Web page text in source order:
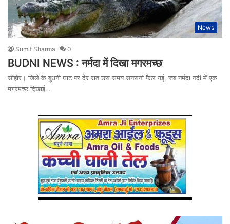
News
Sumit Sharma 0
BUDNI NEWS : नर्मदा में दिखा मगरमच्छ
सीहोर। जिले के बुधनी घाट पर देर रात उस समय सनसनी फैल गई, जब नर्मदा नदी में एक
मगरमच्छ दिखाई…